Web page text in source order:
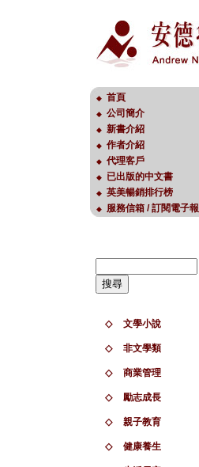
◆ 首頁
◆ 公司簡介
◆ 新書介紹
◆ 作者介紹
◆ 代理客戶
◆ 已出版的中文書
◆ 英美暢銷排行榜
◆ 服務信箱 / 訂閱電子報
◇ 文學小說
◇ 非文學類
◇ 商業管理
◇ 勵志成長
◇ 親子教育
◇ 健康養生